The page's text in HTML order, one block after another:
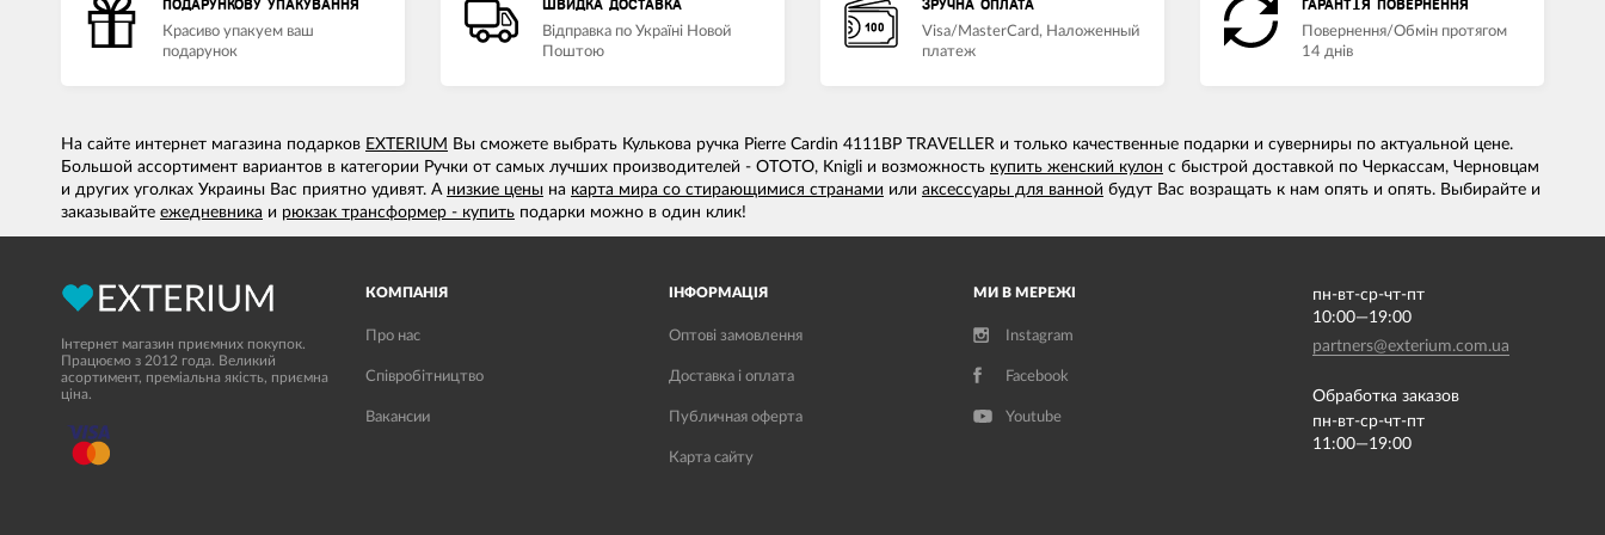
ПОДАРУНКОВУ УПАКУВАННЯ
Красиво упакуем ваш
подарунок
ШВИДКА ДОСТАВКА
Відправка по Україні Новой
Поштою
ЗРУЧНА ОПЛАТА
Visa/MasterCard, Наложенный
платеж
ГАРАНТІЯ ПОВЕРНЕННЯ
Повернення/Обмін протягом
14 днів
На сайте интернет магазина подарков EXTERIUM Вы сможете выбрать Кулькова ручка Pierre Cardin 4111BP TRAVELLER и только качественные подарки и суверниры по актуальной цене.
Большой ассортимент вариантов в категории Ручки от самых лучших производителей - OTOTO, Knigli и возможность купить женский кулон с быстрой доставкой по Черкассам, Черновцам
и других уголках Украины Вас приятно удивят. А низкие цены на карта мира со стирающимися странами или аксессуары для ванной будут Вас возращать к нам опять и опять. Выбирайте и
заказывайте ежедневника и рюкзак трансформер - купить подарки можно в один клик!
Інтернет магазин приємних покупок.
Працюємо з 2012 года. Великий
асортимент, преміальна якість, приємна
ціна.
КОМПАНІЯ
Про нас
Співробітництво
Вакансии
ІНФОРМАЦІЯ
Оптові замовлення
Доставка і оплата
Публичная оферта
Карта сайту
МИ В МЕРЕЖІ
Instagram
Facebook
Youtube
пн-вт-ср-чт-пт
10:00—19:00
partners@exterium.com.ua
Обработка заказов
пн-вт-ср-чт-пт
11:00—19:00